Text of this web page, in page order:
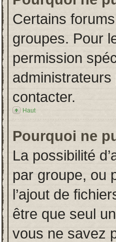
Certains
groupes. Pour
permission
contacter.
Haut
Pourquoi ne
La possibilité
par groupe, ou
l’ajout de
être que seul
vous ne savez